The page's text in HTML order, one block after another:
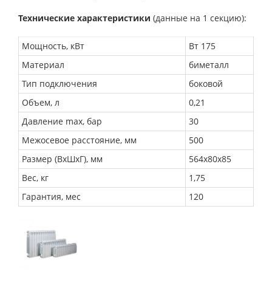
Технические характеристики (данные на 1 секцию):
Мощность, кВт
Вт 175
Материал
биметалл
Тип подключения
боковой
Объем, л
0,21
Давление max, бар
30
Межосевое расстояние, мм
500
Размер (ВхШхГ), мм
564х80х85
Вес, кг
1,75
Гарантия, мес
120